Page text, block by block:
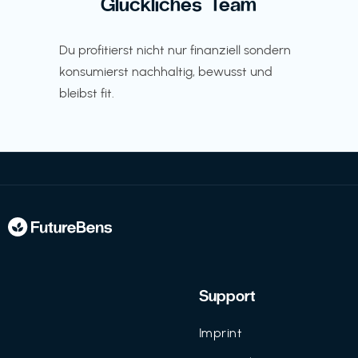
Du profitierst nicht nur finanziell sondern
konsumierst nachhaltig, bewusst und
bleibst fit.
Support
Imprint